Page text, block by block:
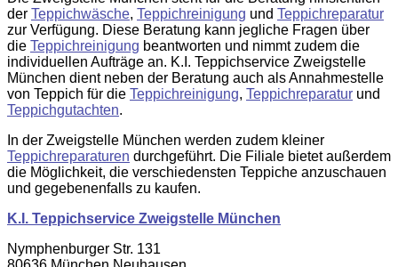
der Teppichwäsche, Teppichreinigung und Teppichreparatur
zur Verfügung. Diese Beratung kann jegliche Fragen über
die Teppichreinigung beantworten und nimmt zudem die
individuellen Aufträge an. K.I. Teppichservice Zweigstelle
München dient neben der Beratung auch als Annahmestelle
von Teppich für die Teppichreinigung, Teppichreparatur und
Teppichgutachten.
In der Zweigstelle München werden zudem kleiner
Teppichreparaturen durchgeführt. Die Filiale bietet außerdem
die Möglichkeit, die verschiedensten Teppiche anzuschauen
und gegebenenfalls zu kaufen.
K.I. Teppichservice Zweigstelle München
Nymphenburger Str. 131